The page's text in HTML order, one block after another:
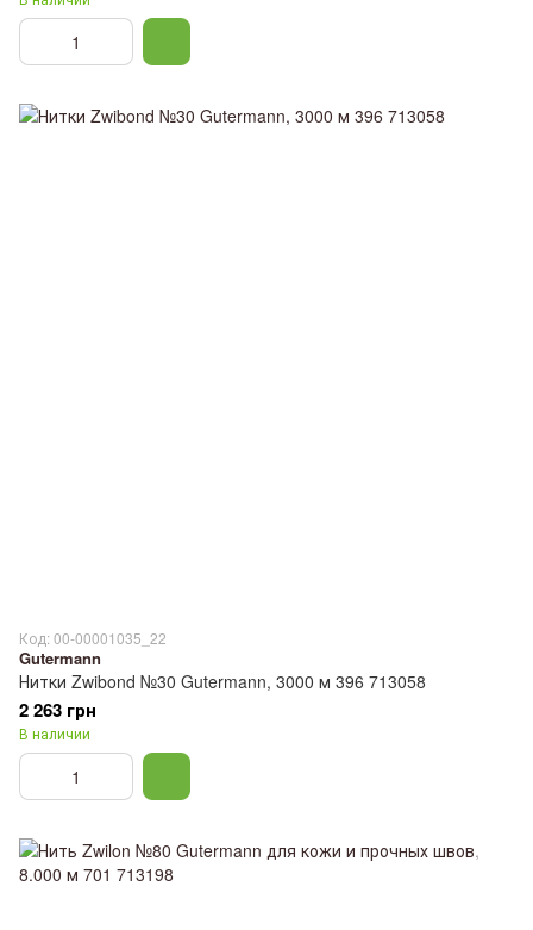
Код: 00-00001035_22
Gutermann
Нитки Zwibond №30 Gutermann, 3000 м 396 713058
2 263 грн
В наличии